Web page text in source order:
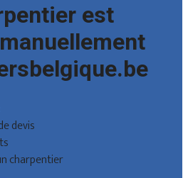
est
devis
charpentier